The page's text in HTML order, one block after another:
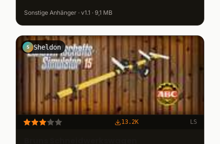
Sonstige Anhänger · v1.1 · 9,1 MB
S Sheldon
13.2K LS